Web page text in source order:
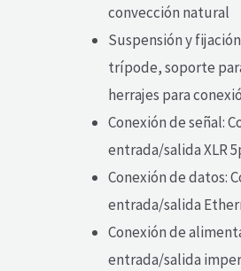
convección natural
Suspensión y
trípode, soporte
herrajes para
Conexión de señal:
entrada/salida XLR
Conexión de datos:
entrada/salida
Conexión de
entrada/salida